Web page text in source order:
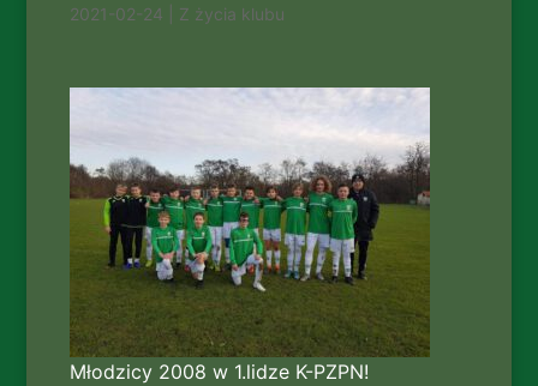
2021-02-24 Z życia klubu
Młodzicy 2008 w 1.lidze K-PZPN!